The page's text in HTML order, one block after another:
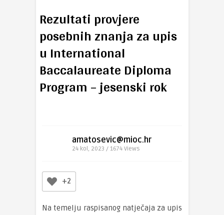
Rezultati provjere
posebnih znanja za upis
u International
Baccalaureate Diploma
Program – jesenski rok
amatosevic@mioc.hr
24 kol, 2023 / 1674 Views
+2
Na temelju raspisanog natječaja za upis